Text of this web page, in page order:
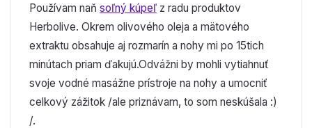
Používam naň soľný kúpeľz radu produktov
Herbolive. Okrem olivového oleja a mätového
extraktu obsahuje aj rozmarín a nohy mi po 15tich
minútach priam ďakujú.Odvážni by mohli vytiahnuť
svoje vodné masážne prístroje na nohy a umocniť
celkový zážitok /ale priznávam, to som neskúšala :)
/.